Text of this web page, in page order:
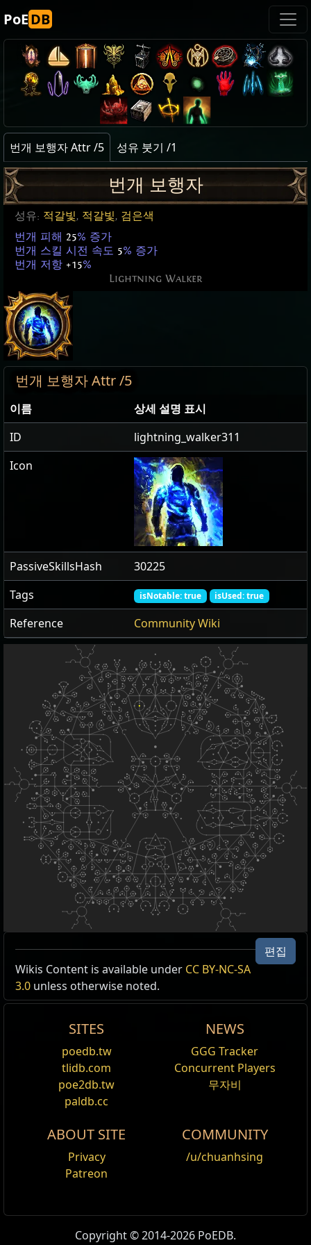
PoEDB
번개 보행자 Attr /5 성유 붓기 /1
번개 보행자
성유: 적갈빛, 적갈빛, 검은색
번개 피해 25% 증가
번개 스킬 시전 속도 5% 증가
번개 저항 +15%
Lightning Walker
번개 보행자 Attr /5
이름
상세 설명 표시
ID
lightning_walker311
Icon
PassiveSkillsHash
30225
Tags
isNotable: true isUsed: true
Reference Community Wiki
Type Items
Result
고유, 목걸이
적갈빛 성유
검은빛 성유
번개 보행자
번개 스킬 시전 속도
번개 저항+15%
편집
Wikis Content is available under CC BY-NC-SA
3.0 unless otherwise noted.
SITES
poedb.tw
tlidb.com
poe2db.tw
paldb.cc
NEWS
GGG Tracker
Concurrent Players
무자비
ABOUT SITE
Privacy
Patreon
COMMUNITY
/u/chuanhsing
Copyright © 2014-2026 PoEDB.